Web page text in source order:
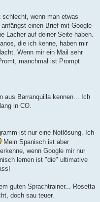
wenn man etwas
einen Brief mit Google
Lacher auf deiner Seite haben.
die ich kenne, haben mir
Wenn mir ein Mail sehr
manchmal ist Prompt
aus Barranquilla kennen... Ich
in CO.
ist nur eine Notlösung. Ich
Mein Spanisch ist aber
wenn Google mir nur
lernen ist "die" ultimative
guten Sprachtrainer... Rosetta
doch sau teuer.